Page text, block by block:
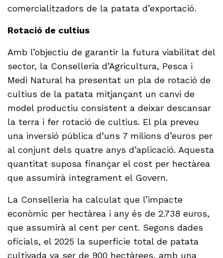
comercialitzadors de la patata d’exportació.
Rotació de cultius
Amb l’objectiu de garantir la futura viabilitat del
sector, la Conselleria d’Agricultura, Pesca i
Medi Natural ha presentat un pla de rotació de
cultius de la patata mitjançant un canvi de
model productiu consistent a deixar descansar
la terra i fer rotació de cultius. El pla preveu
una inversió pública d’uns 7 milions d’euros per
al conjunt dels quatre anys d’aplicació. Aquesta
quantitat suposa finançar el cost per hectàrea
que assumirà íntegrament el Govern.
La Conselleria ha calculat que l’impacte
econòmic per hectàrea i any és de 2.738 euros,
que assumirà al cent per cent. Segons dades
oficials, el 2025 la superfície total de patata
cultivada va ser de 900 hectàrees, amb una